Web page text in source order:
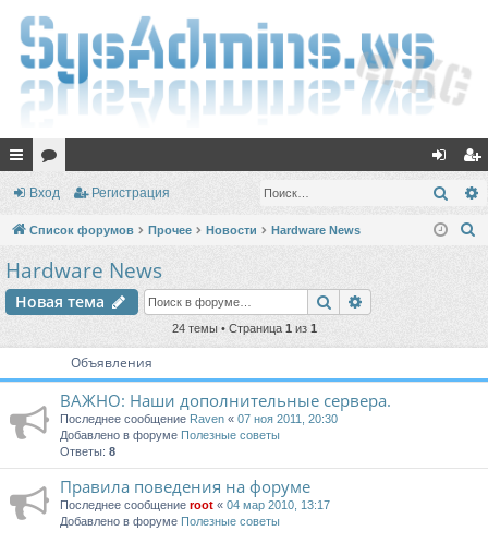
с
ы
и
ор хо
д
ег
ис
Вход Регистрация
Список форумов Прочее Новости Hardware News
Hardware News
Новая тема Поиск
24 темы • Страница 1 из 1
Объявления
ВАЖНО: Наши дополнительные сервера.
Последнее сообщение Raven « 07 ноя 2011, 20:30
Добавлено в форуме Полезные советы
Ответы: 8
Правила поведения на форуме
Последнее сообщение root « 04 мар 2010, 13:17
Добавлено в форуме Полезные советы